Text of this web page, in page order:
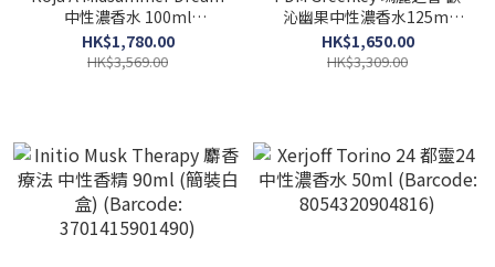
中性濃香水 100ml
(Barcode: 5060399674775)
HK$1,780.00
HK$3,569.00
沁幽果中性濃香水125ml
(Barcode: 3700578502162)
HK$1,650.00
HK$3,309.00